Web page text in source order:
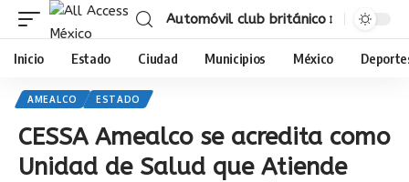
Automóvil club británico
Inicio Estado Ciudad Municipios México
AMEALCO ESTADO
CESSA Amealco se acredita como
Unidad de Salud que Atiende